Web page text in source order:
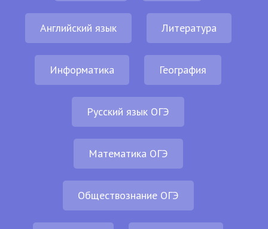
Английский язык Литература
Информатика География
Русский язык ОГЭ
Математика ОГЭ
Обществознание ОГЭ